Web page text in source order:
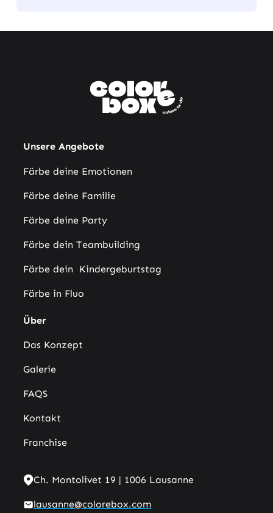
Unsere Angebote
Färbe deine Emotionen
Färbe deine Familie
Färbe deine Party
Färbe dein Teambuilding
Färbe dein Kindergeburtstag
Färbe in Fluo
Über
Das Konzept
Galerie
FAQS
Kontakt
Franchise
Ch. Montolivet 19 | 1006 Lausanne
lausanne@colorebox.com